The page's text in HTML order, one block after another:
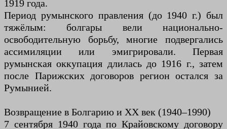
1919 года.
Период румынского правления (до 1940 г.) был
тяжёлым: болгары вели национально-
освободительную борьбу, многие подвергались
ассимиляции или эмигрировали. Первая
румынская оккупация длилась до 1916 г., затем
после Парижских договоров регион остался за
Румынией.
Возвращение в Болгарию и XX век (1940–1990)
7 сентября 1940 года по Крайовскому договору